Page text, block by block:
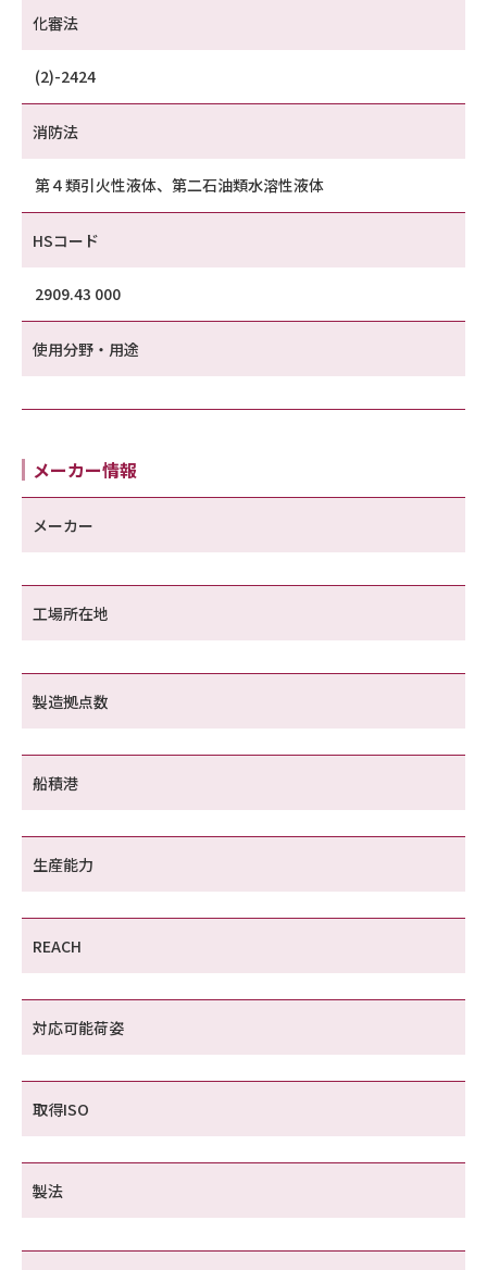
化審法
(2)-2424
消防法
第４類引火性液体、第二石油類水溶性液体
HSコード
2909.43 000
使用分野・用途
メーカー情報
メーカー
工場所在地
製造拠点数
船積港
生産能力
REACH
対応可能荷姿
取得ISO
製法